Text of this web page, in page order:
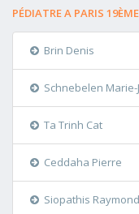
PÉDIATRE A PARIS 19ÈME
Brin Denis
Schnebelen Marie-
Ta Trinh Cat
Ceddaha Pierre
Siopathis Raymond